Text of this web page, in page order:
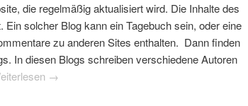
die regelmäßig aktualisiert wird. Die Inhalte des
solcher Blog kann ein Tagebuch sein, oder eine
zu anderen Sites enthalten. Dann finden
In diesen Blogs schreiben verschiedene Autoren
→